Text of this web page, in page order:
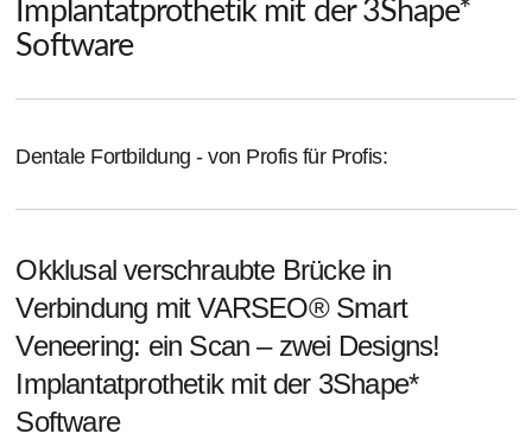
Implantatprothetik mit der 3Shape*
Software
Dentale Fortbildung - von Profis für Profis:
Okklusal verschraubte Brücke in
Verbindung mit VARSEO® Smart
Veneering: ein Scan – zwei Designs!
Implantatprothetik mit der 3Shape*
Software